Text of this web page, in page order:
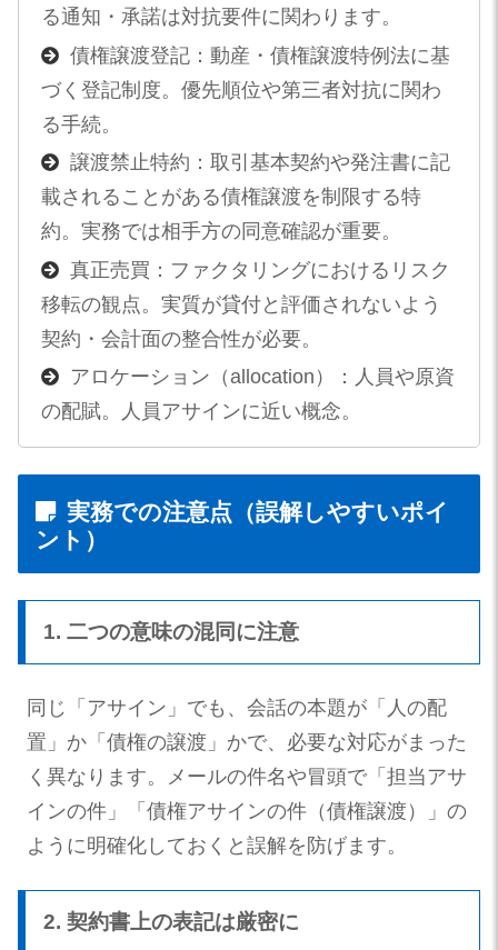
る通知・承諾は対抗要件に関わります。
債権譲渡登記：動産・債権譲渡特例法に基
づく登記制度。優先順位や第三者対抗に関わ
る手続。
譲渡禁止特約：取引基本契約や発注書に記
載されることがある債権譲渡を制限する特
約。実務では相手方の同意確認が重要。
真正売買：ファクタリングにおけるリスク
移転の観点。実質が貸付と評価されないよう
契約・会計面の整合性が必要。
アロケーション（allocation）：人員や原資
の配賦。人員アサインに近い概念。
実務での注意点（誤解しやすいポイ
ント）
1. 二つの意味の混同に注意
同じ「アサイン」でも、会話の本題が「人の配
置」か「債権の譲渡」かで、必要な対応がまった
く異なります。メールの件名や冒頭で「担当アサ
インの件」「債権アサインの件（債権譲渡）」の
ように明確化しておくと誤解を防げます。
2. 契約書上の表記は厳密に